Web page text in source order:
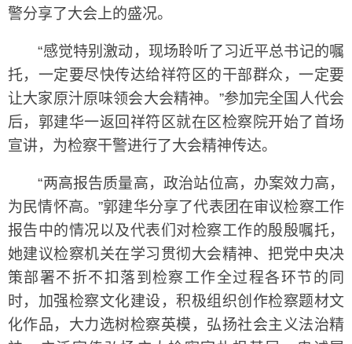
警分享了大会上的盛况。
“感觉特别激动，现场聆听了习近平总书记的嘱
托，一定要尽快传达给祥符区的干部群众，一定要
让大家原汁原味领会大会精神。”参加完全国人代会
后，郭建华一返回祥符区就在区检察院开始了首场
宣讲，为检察干警进行了大会精神传达。
“两高报告质量高，政治站位高，办案效力高，
为民情怀高。”郭建华分享了代表团在审议检察工作
报告中的情况以及代表们对检察工作的殷殷嘱托，
她建议检察机关在学习贯彻大会精神、把党中央决
策部署不折不扣落到检察工作全过程各环节的同
时，加强检察文化建设，积极组织创作检察题材文
化作品，大力选树检察英模，弘扬社会主义法治精